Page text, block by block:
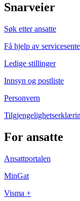
Snarveier
Søk etter ansatte
Få hjelp av
Ledige stillinger
Innsyn og postliste
Personvern
For ansatte
Ansattportalen
MinGat
Visma +